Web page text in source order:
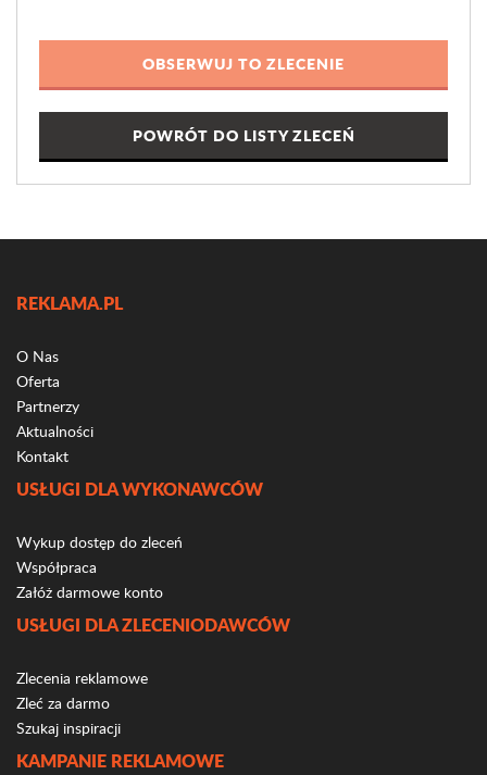
POWRÓT DO LISTY ZLECEŃ
REKLAMA.PL
O Nas
Oferta
Partnerzy
Aktualności
Kontakt
USŁUGI DLA WYKONAWCÓW
Wykup dostęp do zleceń
Współpraca
Załóż darmowe konto
USŁUGI DLA ZLECENIODAWCÓW
Zlecenia reklamowe
Zleć za darmo
Szukaj inspiracji
KAMPANIE REKLAMOWE